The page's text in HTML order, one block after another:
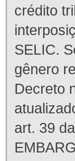
crédito
SELIC.
gênero
Decreto
art. 39